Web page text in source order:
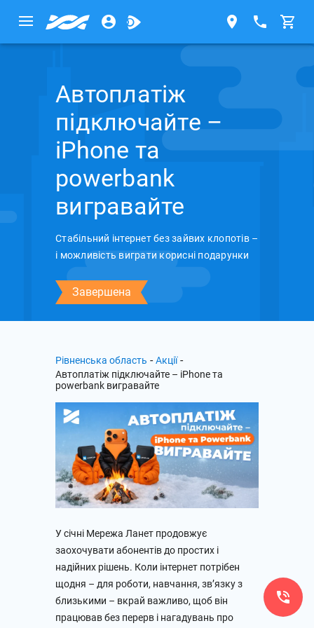
Автоплатіж
підключайте –
iPhone та
powerbank
вигравайте
Стабільний інтернет без зайвих клопотів –
і можливість виграти корисні подарунки
Завершена
Рівненська область - Акції -
Автоплатіж підключайте – iPhone та
powerbank вигравайте
У січні Мережа Ланет продовжує
заохочувати абонентів до простих і
надійних рішень. Коли інтернет потрібен
щодня – для роботи, навчання, зв’язку з
близькими – вкрай важливо, щоб він
працював без перерв і нагадувань про